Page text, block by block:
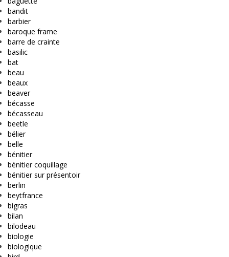
bandit
barbier
baroque frame
barre de crainte
basilic
bat
beau
beaux
beaver
bécasse
bécasseau
beetle
bélier
belle
bénitier
bénitier coquillage
bénitier sur présentoir
berlin
beytfrance
bigras
bilan
bilodeau
biologie
biologique